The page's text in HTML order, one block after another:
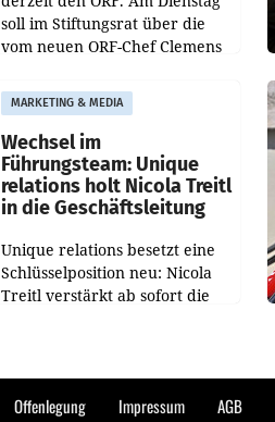
soll im Stiftungsrat über die
vom neuen ORF-Chef Clemens
Besetzungen für die
Direktionen abgestimmt
werden.
MARKETING & MEDIA
Wechsel im
Führungsteam: Unique
relations holt Nicola Treitl
in die Geschäftsleitung
Unique relations besetzt eine
Schlüsselposition neu: Nicola
Treitl verstärkt ab sofort die
Offenlegung Impressum AGB